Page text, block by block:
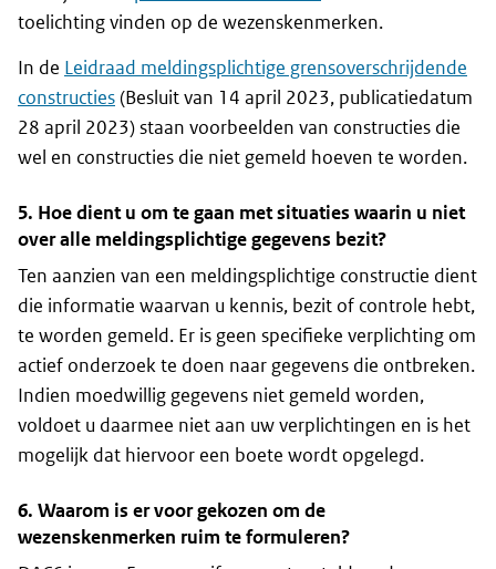
toelichting vinden op de wezenskenmerken.
In de Leidraad meldingsplichtige grensoverschrijdende
constructies(Besluit van 14 april 2023, publicatiedatum
28 april 2023) staan voorbeelden van constructies die
wel en constructies die niet gemeld hoeven te worden.
5. Hoe dient u om te gaan met situaties waarin u niet
over alle meldingsplichtige gegevens bezit?
Ten aanzien van een meldingsplichtige constructie dient
die informatie waarvan u kennis, bezit of controle hebt,
te worden gemeld. Er is geen specifieke verplichting om
actief onderzoek te doen naar gegevens die ontbreken.
Indien moedwillig gegevens niet gemeld worden,
voldoet u daarmee niet aan uw verplichtingen en is het
mogelijk dat hiervoor een boete wordt opgelegd.
6. Waarom is er voor gekozen om de
wezenskenmerken ruim te formuleren?